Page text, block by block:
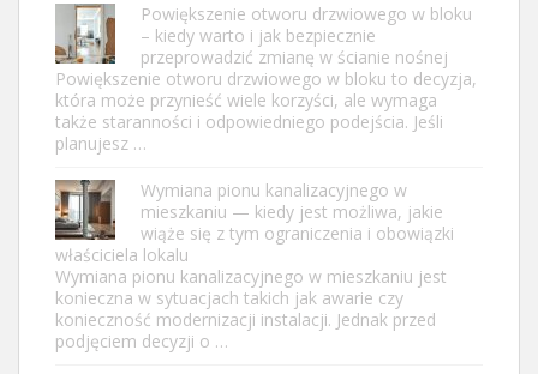
Powiększenie otworu drzwiowego w bloku
– kiedy warto i jak bezpiecznie
przeprowadzić zmianę w ścianie nośnej
Powiększenie otworu drzwiowego w bloku to decyzja,
która może przynieść wiele korzyści, ale wymaga
także staranności i odpowiedniego podejścia. Jeśli
planujesz …
Wymiana pionu kanalizacyjnego w
mieszkaniu — kiedy jest możliwa, jakie
wiąże się z tym ograniczenia i obowiązki
właściciela lokalu
Wymiana pionu kanalizacyjnego w mieszkaniu jest
konieczna w sytuacjach takich jak awarie czy
konieczność modernizacji instalacji. Jednak przed
podjęciem decyzji o …